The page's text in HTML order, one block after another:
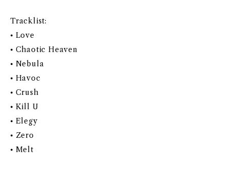
Tracklist:
⦁ Love
⦁ Chaotic Heaven
⦁ Nebula
⦁ Havoc
⦁ Crush
⦁ Kill U
⦁ Elegy
⦁ Zero
⦁ Melt